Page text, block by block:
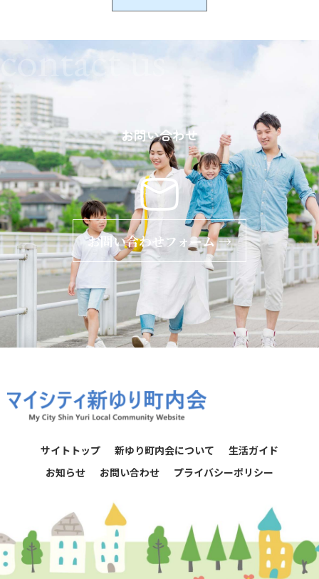
contact us
お問い合わせ
お問い合わせフォーム →
サイトトップ 新ゆり町内会について
生活ガイド
お知らせ
お問い合わせ プライバシーポリシー